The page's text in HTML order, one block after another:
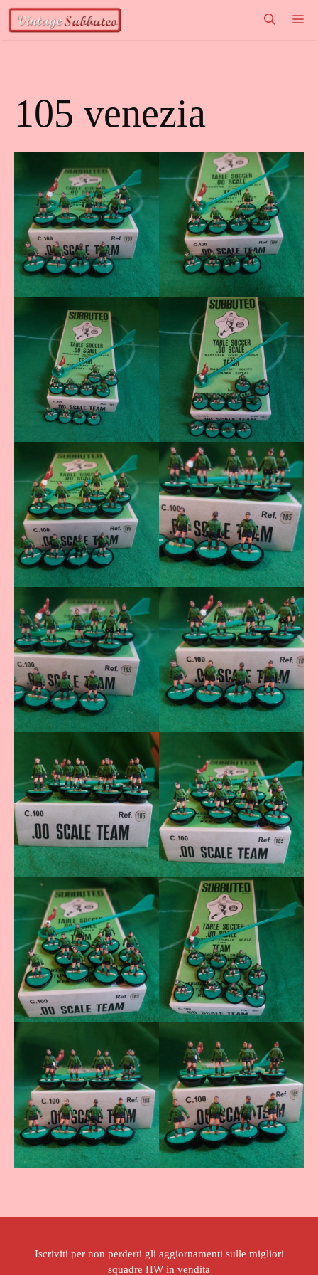
Vai
105 venezia
Iscriviti per non perderti gli aggiornamenti sulle migliori
squadre HW in vendita